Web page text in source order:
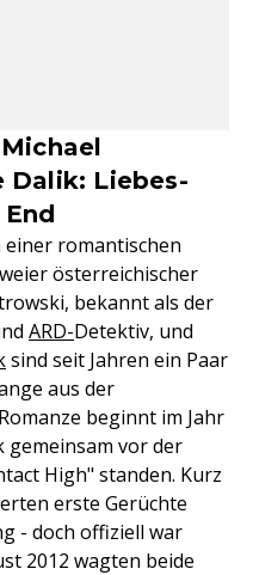
Dalik: Liebes-
einer romantischen
österreichischer
bekannt als der
ARD-Detektiv, und
sind seit Jahren ein Paar
aus der
beginnt im Jahr
gemeinsam vor der
High" standen. Kurz
erste Gerüchte
- doch offiziell war
2012 wagten beide